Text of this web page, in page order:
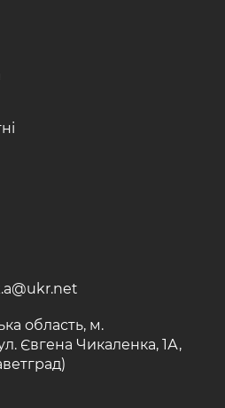
область, м.
Євгена Чикаленка, 1А,